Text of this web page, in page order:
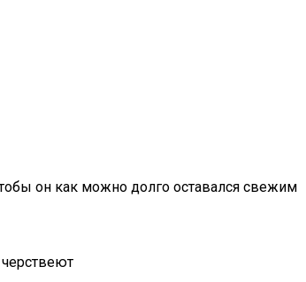
он как можно долго оставался свежим